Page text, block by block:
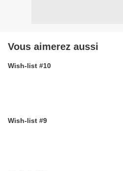
Vous aimerez aussi
Wish-list #10
Wish-list #9